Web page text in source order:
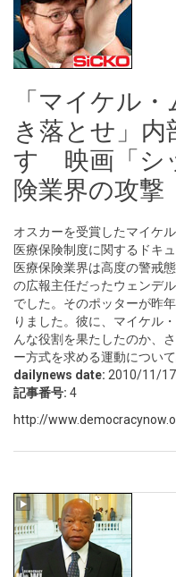
「マイケル
き落とせ」内
す 映画「シ
険業界の攻撃
オスカーを受賞したマイケ
医療保険制度に関するドキ
医療保険業界は高度の警戒
の広報主任だったウェンデ
でした。そのポッターが昨
りました。彼に、マイケル
んな役割を果たしたのか、
ー方式を求める運動につい
dailynews date: 2010/11/
記事番号: 4
http://